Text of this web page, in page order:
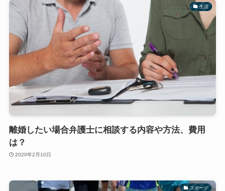
生活
離婚したい場合弁護士に相談する内容や方法、費用
は？
2020年2月10日
スポーツ